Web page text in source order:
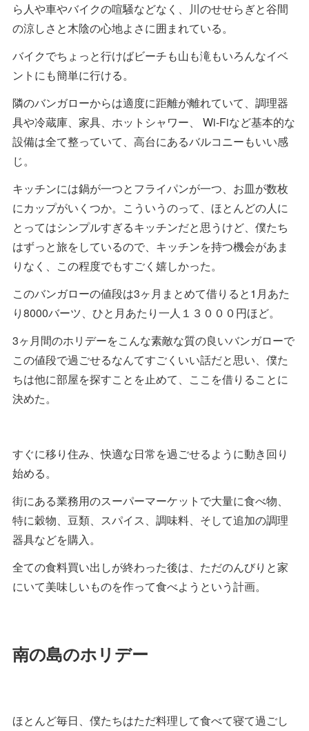
ら人や車やバイクの喧騒などなく、川のせせらぎと谷間
の涼しさと木陰の心地よさに囲まれている。
バイクでちょっと行けばビーチも山も滝もいろんなイベ
ントにも簡単に行ける。
隣のバンガローからは適度に距離が離れていて、調理器
具や冷蔵庫、家具、ホットシャワー、 Wi-Fiなど基本的な
設備は全て整っていて、高台にあるバルコニーもいい感
じ。
キッチンには鍋が一つとフライパンが一つ、お皿が数枚
にカップがいくつか。こういうのって、ほとんどの人に
とってはシンプルすぎるキッチンだと思うけど、僕たち
はずっと旅をしているので、キッチンを持つ機会があま
りなく、この程度でもすごく嬉しかった。
このバンガローの値段は3ヶ月まとめて借りると1月あた
り8000バーツ、ひと月あたり一人１３０００円ほど。
3ヶ月間のホリデーをこんな素敵な質の良いバンガローで
この値段で過ごせるなんてすごくいい話だと思い、僕た
ちは他に部屋を探すことを止めて、ここを借りることに
決めた。
すぐに移り住み、快適な日常を過ごせるように動き回り
始める。
街にある業務用のスーパーマーケットで大量に食べ物、
特に穀物、豆類、スパイス、調味料、そして追加の調理
器具などを購入。
全ての食料買い出しが終わった後は、ただのんびりと家
にいて美味しいものを作って食べようという計画。
南の島のホリデー
ほとんど毎日、僕たちはただ料理して食べて寝て過ごし